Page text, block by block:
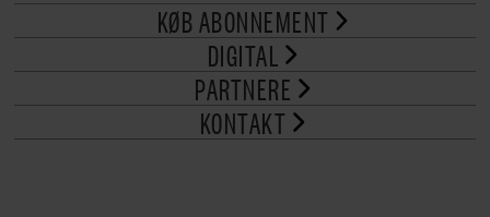
KØB ABONNEMENT
DIGITAL
PARTNERE
KONTAKT